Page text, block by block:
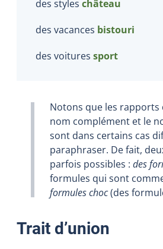
des styles château
des vacances bistouri
des voitures sport
Notons que les
nom complément et le
sont dans certains cas
paraphraser. De fait,
parfois possibles : des
formules qui sont
formules choc(des
Trait d’union